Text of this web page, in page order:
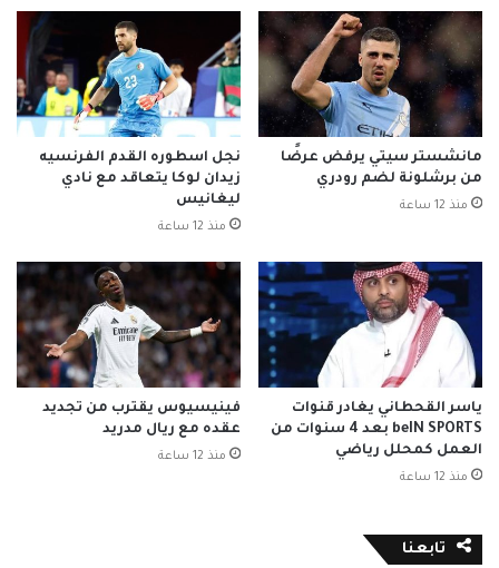
مانشستر سيتي يرفض عرضًا
من برشلونة لضم رودري
منذ 12 ساعة
نجل اسطوره القدم الفرنسيه
زيدان لوكا يتعاقد مع نادي
ليغانيس
منذ 12 ساعة
ياسر القحطاني يغادر قنوات
beIN SPORTS بعد 4 سنوات من
العمل كمحلل رياضي
منذ 12 ساعة
فينيسيوس يقترب من تجديد
عقده مع ريال مدريد
منذ 12 ساعة
تابعنا